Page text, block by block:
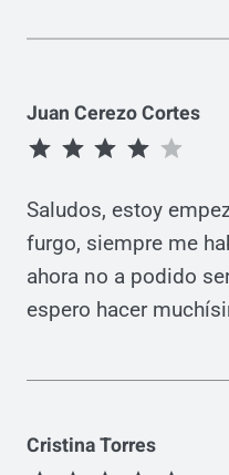
Juan Cerezo Cortes
Saludos, estoy
furgo, siempre me
ahora no a podido ser,
espero hacer
Cristina Torres